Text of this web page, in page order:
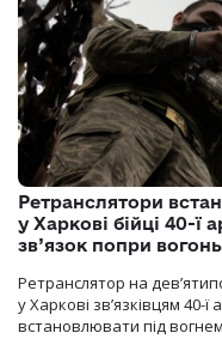
Ретранслятори
у Харкові бійці 40-ї
зв’язок попри
Ретранслятор на
у Харкові зв’язківцям 40-
встановлювати під